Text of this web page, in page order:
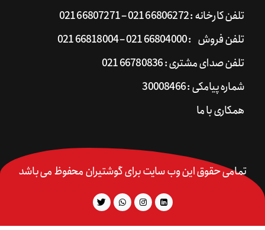
تلفن کارخانه : 66806272 021 – 66807271 021
تلفن فروش : 66804000 021 – 66818004 021
تلفن صدای مشتری : 66780836 021
شماره پیامکی : 30008466
همکاری با ما
تمامی حقوق این وب سایت برای گوشتیران محفوظ می باشد